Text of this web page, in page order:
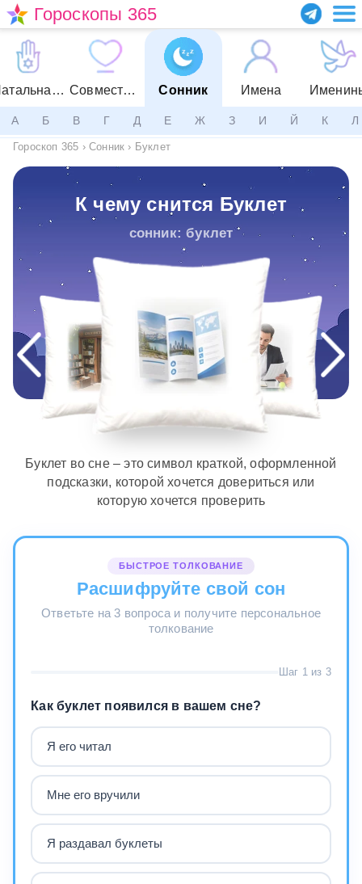
Гороскопы 365
Натальная карта Совместимость Сонник Имена
А Б В Г Д Е Ж З И Й К Л
Гороскоп 365 › Сонник › Буклет
К чему снится Буклет
сонник: буклет
Буклет во сне – это символ краткой, оформленной
подсказки, которой хочется довериться или
которую хочется проверить
БЫСТРОЕ ТОЛКОВАНИЕ
Расшифруйте свой сон
Ответьте на 3 вопроса и получите персональное
толкование
Шаг 1 из 3
Как буклет появился в вашем сне?
Я его читал
Мне его вручили
Я раздавал буклеты